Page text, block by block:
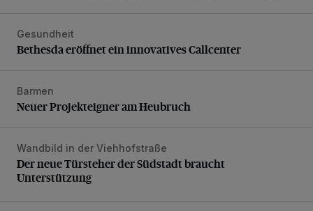
Bethesda eröffnet ein innovatives Callcenter
Gesundheit
Bethesda eröffnet ein innovatives Callcenter
Neuer Projekteigner am Heubruch
Barmen
Neuer Projekteigner am Heubruch
Der neue Türsteher der Südstadt braucht Unterstützung
Wandbild in der Viehhofstraße
Der neue Türsteher der Südstadt braucht
Unterstützung